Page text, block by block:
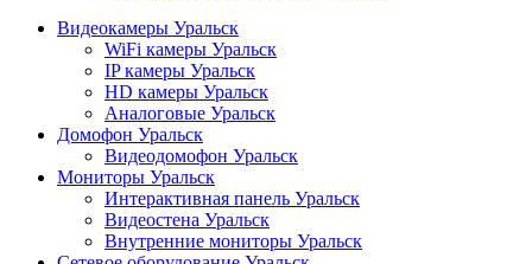
Видеокамеры Уральск
WiFi камеры Уральск
IP камеры Уральск
HD камеры Уральск
Аналоговые Уральск
Домофон Уральск
Видеодомофон Уральск
Мониторы Уральск
Интерактивная панель Уральск
Видеостена Уральск
Внутренние мониторы Уральск